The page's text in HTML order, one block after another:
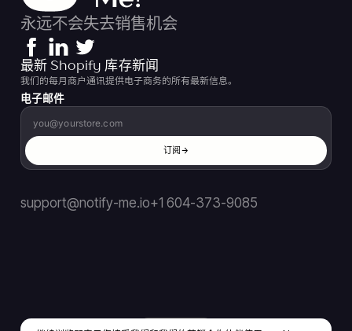
永远不会失去销售机会
最新 Shopify 库存新闻
我们的每月商户通讯提供电子商务的所有最新信息。
电子邮件
订阅
support@notify-me.io+1 604-373-9085